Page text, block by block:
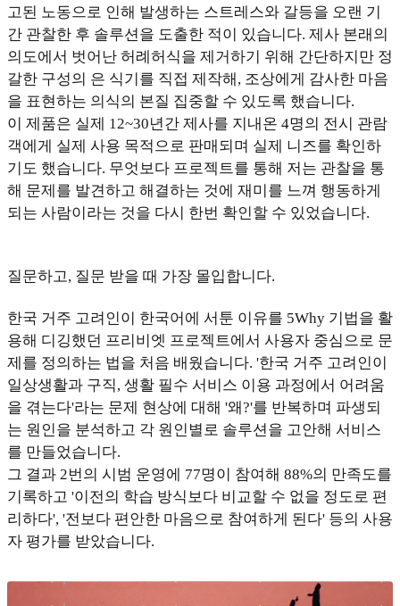
고된 노동으로 인해 발생하는 스트레스와 갈등을 오랜 기
간 관찰한 후 솔루션을 도출한 적이 있습니다. 제사 본래의
의도에서 벗어난 허례허식을 제거하기 위해 간단하지만 정
갈한 구성의 은 식기를 직접 제작해, 조상에게 감사한 마음
을 표현하는 의식의 본질 집중할 수 있도록 했습니다.
이 제품은 실제 12~30년간 제사를 지내온 4명의 전시 관람
객에게 실제 사용 목적으로 판매되며 실제 니즈를 확인하
기도 했습니다. 무엇보다 프로젝트를 통해 저는 관찰을 통
해 문제를 발견하고 해결하는 것에 재미를 느껴 행동하게
되는 사람이라는 것을 다시 한번 확인할 수 있었습니다.
질문하고, 질문 받을 때 가장 몰입합니다.
한국 거주 고려인이 한국어에 서툰 이유를 5Why 기법을 활
용해 디깅했던 프리비엣 프로젝트에서 사용자 중심으로 문
제를 정의하는 법을 처음 배웠습니다. '한국 거주 고려인이
일상생활과 구직, 생활 필수 서비스 이용 과정에서 어려움
을 겪는다'라는 문제 현상에 대해 '왜?'를 반복하며 파생되
는 원인을 분석하고 각 원인별로 솔루션을 고안해 서비스
를 만들었습니다.
그 결과 2번의 시범 운영에 77명이 참여해 88%의 만족도를
기록하고 '이전의 학습 방식보다 비교할 수 없을 정도로 편
리하다', '전보다 편안한 마음으로 참여하게 된다' 등의 사용
자 평가를 받았습니다.